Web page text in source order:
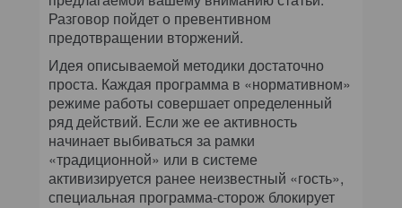
Разговор пойдет о превентивном
предотвращении вторжений.
Идея описываемой методики достаточно
проста. Каждая программа в «нормативном»
режиме работы совершает определенный
ряд действий. Если же ее активность
начинает выбиваться за рамки
«традиционной» или в системе
активизируется ранее неизвестный «гость»,
специальная программа-сторож блокирует